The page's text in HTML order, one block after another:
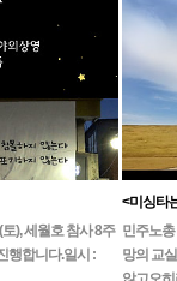
), 세월호 참사 8주
행합니다.일시 :
<미싱타
민주노
망의 교